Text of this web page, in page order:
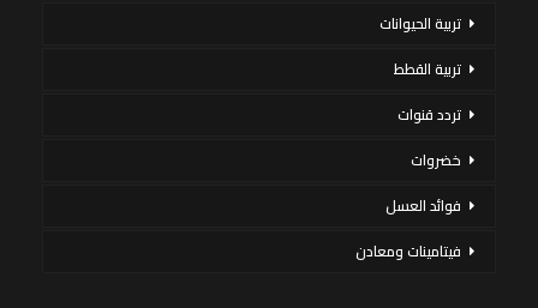
تربية الحيوانات
تربية القطط
تردد قنوات
خضروات
فوائد العسل
فيتامينات ومعادن